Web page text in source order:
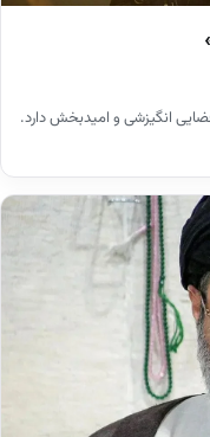
انگیزشی و امیدبخش دارد.